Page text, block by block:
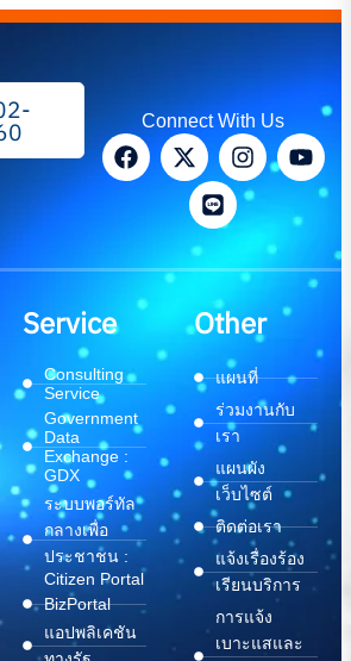
Connect With Us
Service
Consulting
Service
Government
Data
Exchange :
GDX
ระบบพอร์ทัล
กลางเพื่อ
ประชาชน :
Citizen Portal
BizPortal
แอปพลิเคชัน
Other
แผนที่
ร่วมงานกับ
เรา
แผนผัง
เว็บไซต์
ติดต่อเรา
แจ้งเรื่องร้อง
เรียนบริการ
การแจ้ง
เบาะแสและ